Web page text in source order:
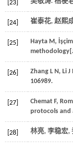
[23]
[24] 崔泰花, 赵熙
[25] Hayta M,
[26] Zhang L N, Li J
106989.
[27] Chemat F,
protocols and
[28] 林亮, 李稳宏,